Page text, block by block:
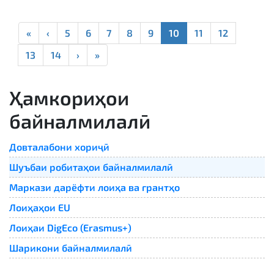
« ‹ 5 6 7 8 9 10 11
12
13
14 › »
Ҳамкориҳои
байналмилалӣ
Довталабони хориҷӣ
Шуъбаи робитаҳои байналмилалӣ
Маркази дарёфти лоиҳа ва грантҳо
Лоиҳаҳои EU
Лоиҳаи DigEco (Erasmus+)
Шарикони байналмилалӣ